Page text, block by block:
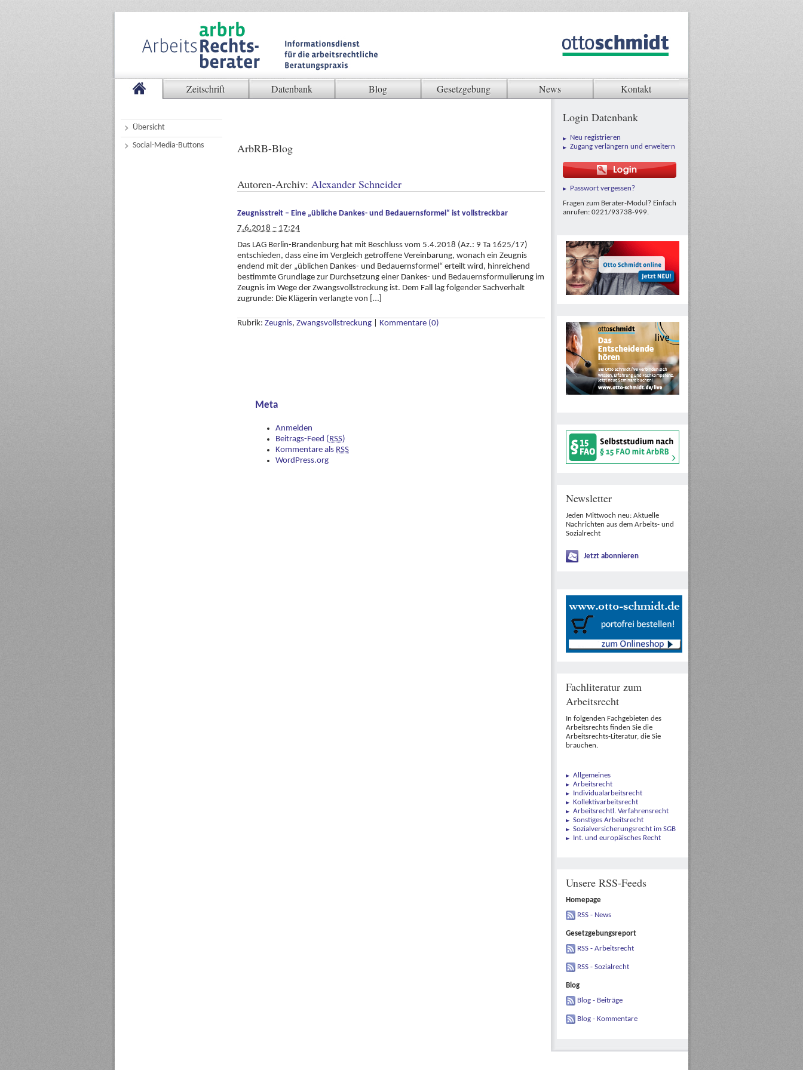
Zeitschrift Datenbank Blog Gesetzgebung News Kontakt
Übersicht
Social-Media-Buttons
ArbRB-Blog
Autoren-Archiv: Alexander Schneider
Zeugnisstreit – Eine „übliche Dankes- und Bedauernsformel“ ist vollstreckbar
7.6.2018 – 17:24
Das LAG Berlin-Brandenburg hat mit Beschluss vom 5.4.2018 (Az.: 9 Ta 1625/17)
entschieden, dass eine im Vergleich getroffene Vereinbarung, wonach ein Zeugnis
endend mit der „üblichen Dankes- und Bedauernsformel“ erteilt wird, hinreichend
bestimmte Grundlage zur Durchsetzung einer Dankes- und Bedauernsformulierung im
Zeugnis im Wege der Zwangsvollstreckung ist. Dem Fall lag folgender Sachverhalt
zugrunde: Die Klägerin verlangte von […]
Rubrik: Zeugnis, Zwangsvollstreckung Kommentare (0)
Meta
Anmelden
Beitrags-Feed ( RSS)
Kommentare als RSS
WordPress.org
Login Datenbank
Neu registrieren
Zugang verlängern und erweitern
Passwort vergessen?
Fragen zum Berater-Modul? Einfach
anrufen: 0221/93738-999.
Newsletter
Jeden Mittwoch neu: Aktuelle
Nachrichten aus dem Arbeits- und
Sozialrecht
Jetzt abonnieren
Fachliteratur zum
Arbeitsrecht
In folgenden Fachgebieten des
Arbeitsrechts finden Sie die
Arbeitsrechts-Literatur, die Sie
brauchen.
Allgemeines
Arbeitsrecht
Individualarbeitsrecht
Kollektivarbeitsrecht
Arbeitsrechtl. Verfahrensrecht
Sonstiges Arbeitsrecht
Sozialversicherungsrecht im SGB
Int. und europäisches Recht
Unsere RSS-Feeds
Homepage
RSS - News
Gesetzgebungsreport
RSS - Arbeitsrecht
RSS - Sozialrecht
Blog
Blog - Beiträge
Blog - Kommentare